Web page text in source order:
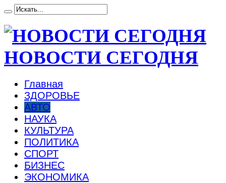
НОВОСТИ СЕГОДНЯ
Главная
ЗДОРОВЬЕ
АВТО
НАУКА
КУЛЬТУРА
ПОЛИТИКА
СПОРТ
БИЗНЕС
ЭКОНОМИКА